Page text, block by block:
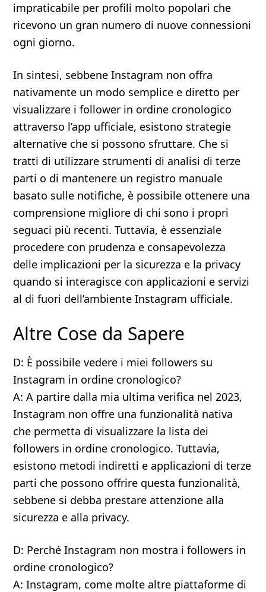
impraticabile per profili molto popolari che
ricevono un gran numero di nuove connessioni
ogni giorno.
In sintesi, sebbene Instagram non offra
nativamente un modo semplice e diretto per
visualizzare i follower in ordine cronologico
attraverso l’app ufficiale, esistono strategie
alternative che si possono sfruttare. Che si
tratti di utilizzare strumenti di analisi di terze
parti o di mantenere un registro manuale
basato sulle notifiche, è possibile ottenere una
comprensione migliore di chi sono i propri
seguaci più recenti. Tuttavia, è essenziale
procedere con prudenza e consapevolezza
delle implicazioni per la sicurezza e la privacy
quando si interagisce con applicazioni e servizi
al di fuori dell’ambiente Instagram ufficiale.
Altre Cose da Sapere
D: È possibile vedere i miei followers su
Instagram in ordine cronologico?
A: A partire dalla mia ultima verifica nel 2023,
Instagram non offre una funzionalità nativa
che permetta di visualizzare la lista dei
followers in ordine cronologico. Tuttavia,
esistono metodi indiretti e applicazioni di terze
parti che possono offrire questa funzionalità,
sebbene si debba prestare attenzione alla
sicurezza e alla privacy.
D: Perché Instagram non mostra i followers in
ordine cronologico?
A: Instagram, come molte altre piattaforme di